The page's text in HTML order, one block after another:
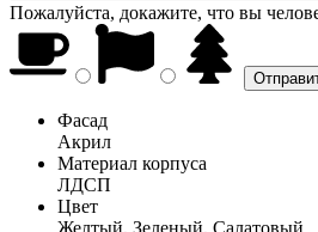
Пожалуйста, докажите, что вы
Фасад
Акрил
Материал корпуса
ЛДСП
Цвет
Желтый, Зеленый, Салатовый